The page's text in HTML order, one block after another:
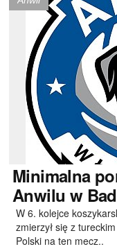
Minimalna
Anwilu w
W 6. kolejce
zmierzył się z
Polski na ten mecz..